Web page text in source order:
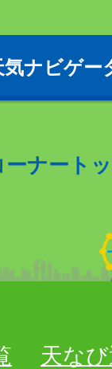
気ナビゲー
ーナート
天な